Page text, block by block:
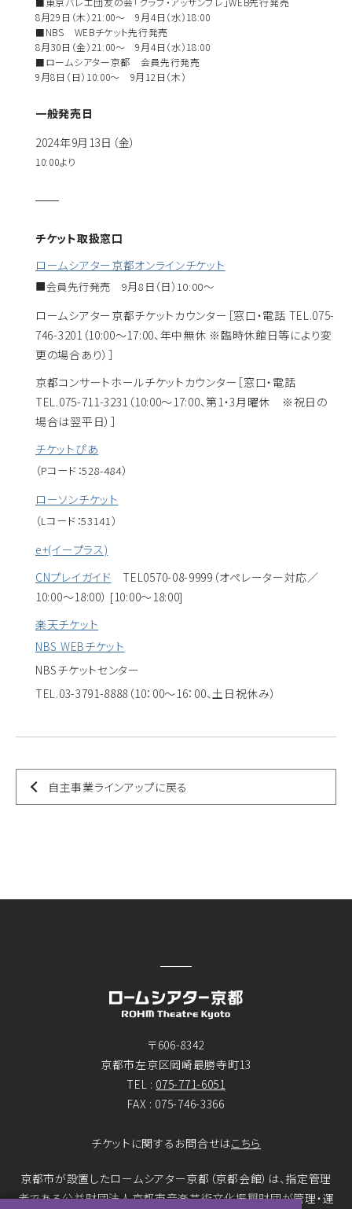
8月29日（木）21:00～ 9月4日（水）18:00
■NBS WEBチケット先行発売
8月30日（金）21:00～ 9月4日（水）18:00
■ロームシアター京都 会員先行発売
9月8日（日）10:00～ 9月12日（木）
一般発売日
2024年9月13日（金）
10:00より
チケット取扱窓口
ロームシアター京都オンラインチケット
■会員先行発売 9月8日（日）10:00～
ロームシアター京都チケットカウンター ［窓口・電話 TEL.075-
746-3201（10:00～17:00、年中無休 ※臨時休館日等により変
更の場合あり）］
京都コンサートホールチケットカウンター ［窓口・電話
TEL.075-711-3231（10:00～17:00、第1・3月曜休 ※祝日の
場合は翌平日）］
チケットぴあ
（Pコード：528-484）
ローソンチケット
（Lコード：53141）
e+(イープラス)
CNプレイガイド TEL0570-08-9999（オペレーター対応／
10:00～18:00） [10:00～18:00]
楽天チケット
NBS WEBチケット
NBSチケットセンター
TEL.03-3791-8888（10：00～16：00、土日祝休み）
自主事業ラインアップに戻る
〒606-8342
京都市左京区岡崎最勝寺町13
TEL : 075-771-6051
FAX : 075-746-3366
チケットに関するお問合せはこちら
京都市が設置したロームシアター京都（京都会館）は、指定管理
者である公益財団法人京都市音楽芸術文化振興財団が管理・運